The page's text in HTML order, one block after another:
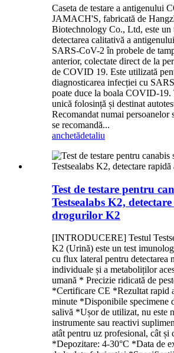
Caseta de testare a antigenului
JAMACH'S, fabricată de
Biotechnology Co., Ltd, este un
detectarea calitativă a
SARS-CoV-2 în probele de
anterior, colectate direct de la
de COVID 19. Este utilizată
diagnosticarea infecției cu
poate duce la boala COVID-19.
unică folosință și destinat
Recomandat numai persoanelor
se recomandă...
anchetădetaliu
Test de testare pentru
Testsealabs K2,
drogurilor K2
[INTRODUCERE] Testul
K2 (Urină) este un test
cu flux lateral pentru detectarea
individuale și a metaboliților
umană * Precizie ridicată de
*Certificare CE *Rezultat rapid
minute *Disponibile specimene
salivă *Ușor de utilizat, nu este
instrumente sau reactivi
atât pentru uz profesional, cât și
*Depozitare: 4-30°C *Data de